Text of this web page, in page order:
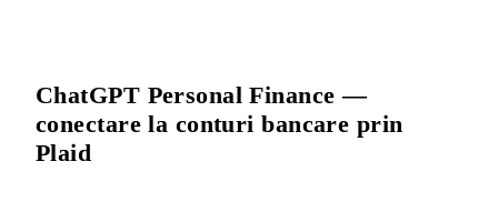
ChatGPT Personal Finance —
conectare la conturi bancare prin
Plaid